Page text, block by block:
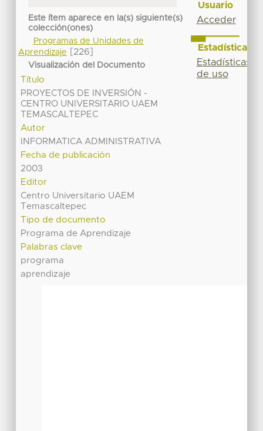
Este ítem aparece en la(s) siguiente(s)
colección(ones)
Programas de Unidades de
Aprendizaje
[226]
Visualización del Documento
Título
PROYECTOS DE INVERSIÓN -
CENTRO UNIVERSITARIO UAEM
TEMASCALTEPEC
Autor
INFORMATICA ADMINISTRATIVA
Fecha de publicación
2003
Editor
Centro Universitario UAEM
Temascaltepec
Tipo de documento
Programa de Aprendizaje
Palabras clave
programa
aprendizaje
Usuario
Acceder
Estadísticas
Estadísticas
de uso